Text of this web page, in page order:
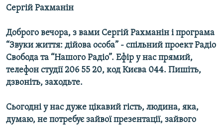
СВІТ
КИТАЙ.ВИКЛИКИ
МУЛЬТИМЕДІА
ФОТО
ПОДКАСТИ
Сергій Рахманін
Доброго вечора, з вами Сергій Рахманін і програма
“Звуки життя: дійова особа” - спільний проект Радіо
Свобода та “Нашого Радіо”. Ефір у нас прямий,
телефон студії 206 55 20, код Києва 044. Пишіть,
дзвоніть, заходьте.
Сьогодні у нас дуже цікавий гість, людина, яка,
думаю, не потребує зайвої презентації, зайвого